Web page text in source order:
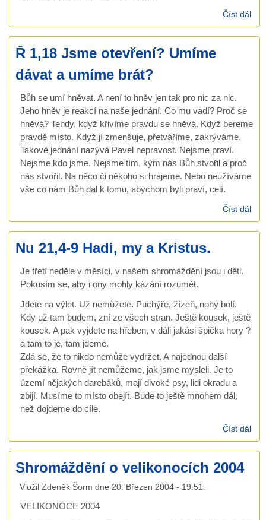
Číst dál
Ř 1,18 Jsme otevření? Umíme
dávat a umíme brát?
Bůh se umí hněvat. A není to hněv jen tak pro nic za nic.
Jeho hněv je reakcí na naše jednání. Co mu vadí? Proč se
hněvá? Tehdy, když křivíme pravdu se hněvá. Když bereme
pravdě místo. Když jí zmenšuje, přetváříme, zakrýváme.
Takové jednání nazývá Pavel nepravost. Nejsme praví.
Nejsme kdo jsme. Nejsme tím, kým nás Bůh stvořil a proč
nás stvořil. Na něco či někoho si hrajeme. Nebo neužíváme
vše co nám Bůh dal k tomu, abychom byli praví, celí.
Číst dál
Nu 21,4-9 Hadi, my a Kristus.
Je třetí neděle v měsíci, v našem shromáždění jsou i děti.
Pokusím se, aby i ony mohly kázání rozumět.
Jdete na výlet. Už nemůžete. Puchýře, žízeň, nohy bolí.
Kdy už tam budem, zní ze všech stran. Ještě kousek, ještě
kousek. A pak vyjdete na hřeben, v dáli jakási špička hory ?
a tam to je, tam jdeme.
Zdá se, že to nikdo nemůže vydržet. A najednou další
překážka. Rovně jít nemůžeme, jak jsme mysleli. Je to
území nějakých darebáků, mají divoké psy, lidi okradu a
zbijí. Musíme to místo obejít. Bude to ještě mnohem dál,
než dojdeme do cíle.
Číst dál
Shromáždění o velikonocích 2004
Vložil Zdeněk Šorm dne 20. Březen 2004 - 19:51.
VELIKONOCE 2004